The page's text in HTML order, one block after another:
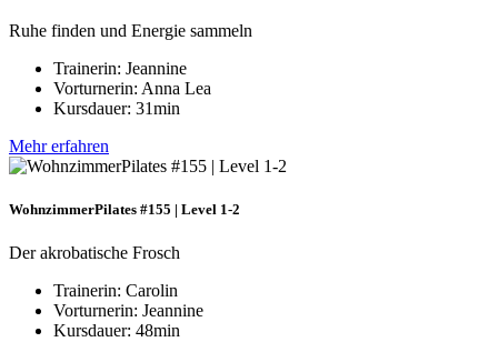
Ruhe finden und Energie sammeln
Trainerin: Jeannine
Vorturnerin: Anna Lea
Kursdauer: 31min
Mehr erfahren
WohnzimmerPilates #155 | Level 1-2
Der akrobatische Frosch
Trainerin: Carolin
Vorturnerin: Jeannine
Kursdauer: 48min